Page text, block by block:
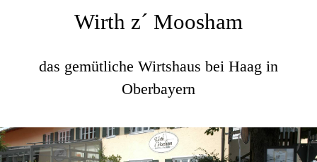
Wirth z´ Moosham
das gemütliche Wirtshaus bei Haag in
Oberbayern